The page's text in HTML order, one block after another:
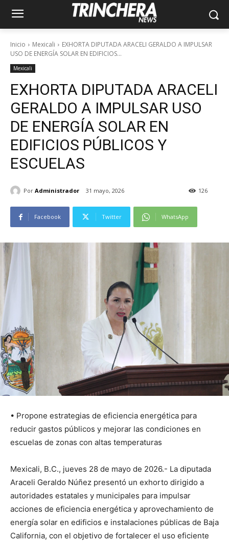
Inicio Mexicali
EXHORTA DIPUTADA ARACELI GERALDO A IMPULSAR
USO DE ENERGÍA SOLAR EN EDIFICIOS...
Mexicali
EXHORTA DIPUTADA ARACELI
GERALDO A IMPULSAR USO
DE ENERGÍA SOLAR EN
EDIFICIOS PÚBLICOS Y
ESCUELAS
Por Administrador 31 mayo, 2026 126
Facebook Twitter WhatsApp
• Propone estrategias de eficiencia energética para
reducir gastos públicos y mejorar las condiciones en
escuelas de zonas con altas temperaturas
Mexicali, B.C., jueves 28 de mayo de 2026.- La diputada
Araceli Geraldo Núñez presentó un exhorto dirigido a
autoridades estatales y municipales para impulsar
acciones de eficiencia energética y aprovechamiento de
energía solar en edificios e instalaciones públicas de Baja
California, con el objetivo de fortalecer el uso eficiente